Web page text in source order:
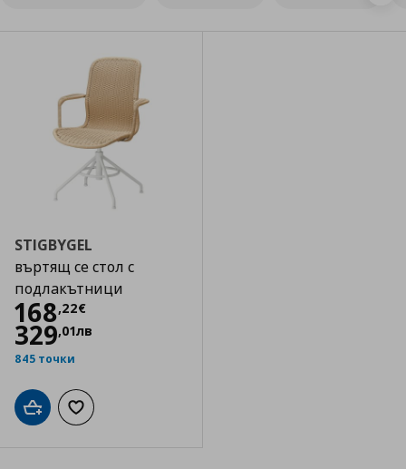
STIGBYGEL
въртящ се стол с
подлакътници
168,22€
Цена
329,01лв
845 точки
Добави в кошницата
Добави към списъка с любими